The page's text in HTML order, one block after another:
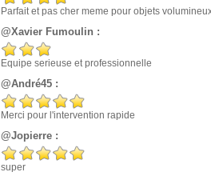
Parfait et pas cher meme pour objets
@Xavier Fumoulin :
Equipe serieuse et professionnelle
@André45 :
Merci pour l'intervention rapide
@Jopierre :
super